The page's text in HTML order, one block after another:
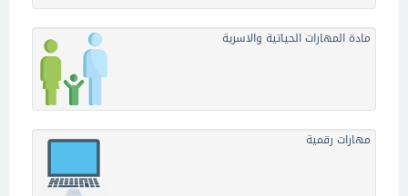
مادة المهارات الحياتية والاسرية
مهارات رقمية